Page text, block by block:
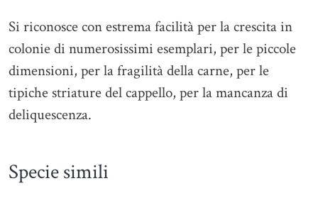
Si riconosce con estrema facilità per la crescita in
colonie di numerosissimi esemplari, per le piccole
dimensioni, per la fragilità della carne, per le
tipiche striature del cappello, per la mancanza di
deliquescenza.
Specie simili